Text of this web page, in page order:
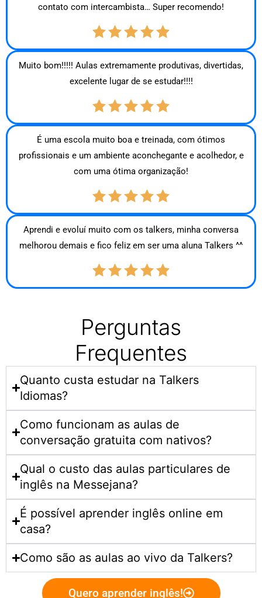
contato com intercambista… Super recomendo!
Muito bom!!!!! Aulas extremamente produtivas, divertidas,
excelente lugar de se estudar!!!!
É uma escola muito boa e treinada, com ótimos
profissionais e um ambiente aconchegante e acolhedor, e
com uma ótima organização!
Aprendi e evoluí muito com os talkers, minha conversa
melhorou demais e fico feliz em ser uma aluna Talkers ^^
Perguntas
Frequentes
Quanto custa estudar na Talkers
Idiomas?​
Como funcionam as aulas de
conversação gratuita com nativos?
Qual o custo das aulas particulares de
inglês na Messejana?
É possível aprender inglês online em
casa?
Como são as aulas ao vivo da Talkers?
Quero aprender inglês!